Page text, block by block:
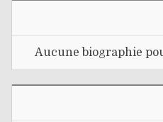
Aucune biographie